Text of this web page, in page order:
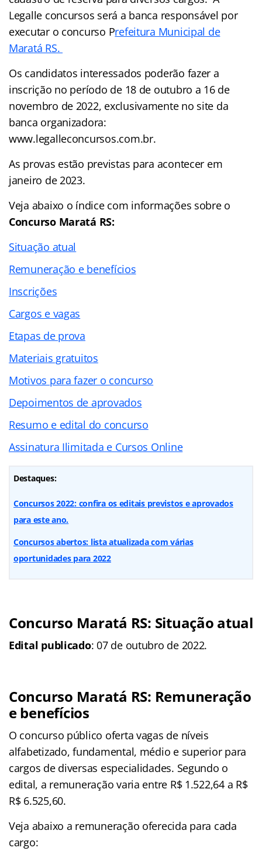
Legalle concursos será a banca responsável por
executar o concurso Prefeitura Municipal de
Maratá RS.
Os candidatos interessados poderão fazer a
inscrição no período de 18 de outubro a 16 de
novembro de 2022, exclusivamente no site da
banca organizadora:
www.legalleconcursos.com.br.
As provas estão previstas para acontecer em
janeiro de 2023.
Veja abaixo o índicecom informações sobre o
Concurso Maratá RS:
Situação atual
Remuneração e benefícios
Inscrições
Cargos e vagas
Etapas de prova
Materiais gratuitos
Motivos para fazer o concurso
Depoimentos de aprovados
Resumo e edital do concurso
Assinatura Ilimitada e Cursos Online
Destaques:
Concursos 2022: confira os editais previstos e aprovados
para este ano.
Concursos abertos: lista atualizada com várias
oportunidades para 2022
Concurso Maratá RS: Situação atual
Edital publicado: 07 de outubro de 2022.
Concurso Maratá RS: Remuneração
e benefícios
O concurso público oferta vagas de níveis
alfabetizado, fundamental, médio e superior para
cargos de diversas especialidades. Segundo o
edital, a remuneração varia entre R$ 1.522,64 a R$
R$ 6.525,60.
Veja abaixo a remuneração oferecida para cada
cargo: